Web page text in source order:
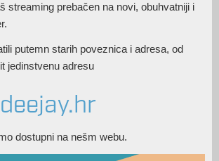
streaming prebačen na novi, obuhvatniji i
putemn starih poveznica i adresa, od
jedinstvenu adresu
dostupni na nešm webu.